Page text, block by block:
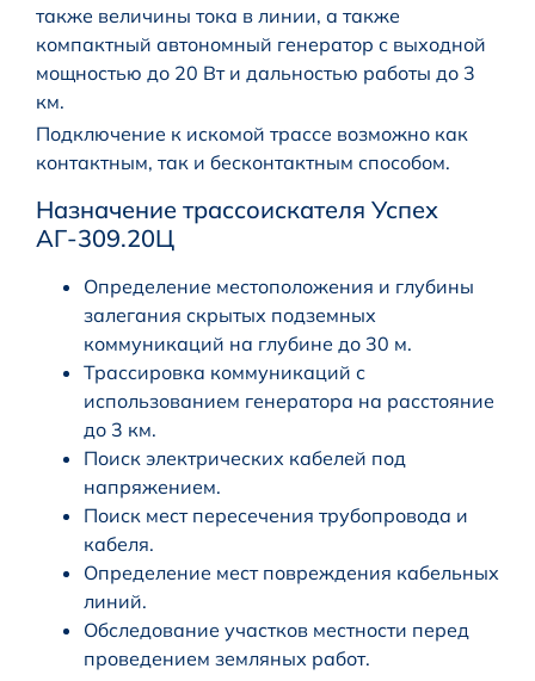
также величины тока в линии, а также
компактный автономный генератор с выходной
мощностью до 20 Вт и дальностью работы до 3
км.
Подключение к искомой трассе возможно как
контактным, так и бесконтактным способом.
Назначение трассоискателя Успех
АГ-309.20Ц
Определение местоположения и глубины
залегания скрытых подземных
коммуникаций на глубине до 30 м.
Трассировка коммуникаций с
использованием генератора на расстояние
до 3 км.
Поиск электрических кабелей под
напряжением.
Поиск мест пересечения трубопровода и
кабеля.
Определение мест повреждения кабельных
линий.
Обследование участков местности перед
проведением земляных работ.